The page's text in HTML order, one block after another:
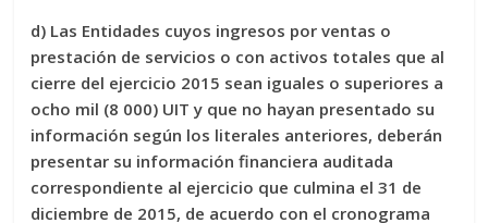
d) Las Entidades cuyos ingresos por ventas o
prestación de servicios o con activos totales que al
cierre del ejercicio 2015 sean iguales o superiores a
ocho mil (8 000) UIT y que no hayan presentado su
información según los literales anteriores, deberán
presentar su información financiera auditada
correspondiente al ejercicio que culmina el 31 de
diciembre de 2015, de acuerdo con el cronograma